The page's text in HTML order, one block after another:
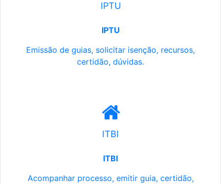
IPTU
IPTU
Emissão de guias, solicitar isenção, recursos,
certidão, dúvidas.
ITBI
ITBI
Acompanhar processo, emitir guia, certidão,